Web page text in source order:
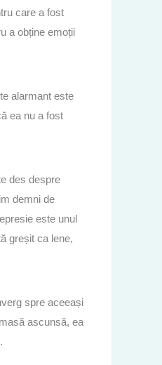
care a fost
a obține emoții
alarmant este
ea nu a fost
des despre
demni de
este unul
greșit ca lene,
spre aceeași
ascunsă, ea